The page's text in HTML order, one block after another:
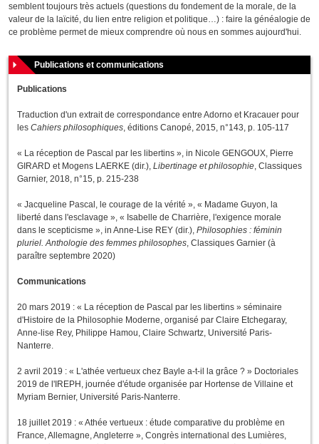
semblent toujours très actuels (questions du fondement de la morale, de la
valeur de la laïcité, du lien entre religion et politique…) : faire la généalogie de
ce problème permet de mieux comprendre où nous en sommes aujourd'hui.
Publications et communications
Publications
Traduction d'un extrait de correspondance entre Adorno et Kracauer pour
les Cahiers philosophiques, éditions Canopé, 2015, n°143, p. 105-117
« La réception de Pascal par les libertins », in Nicole GENGOUX, Pierre
GIRARD et Mogens LAERKE (dir.), Libertinage et philosophie, Classiques
Garnier, 2018, n°15, p. 215-238
« Jacqueline Pascal, le courage de la vérité », « Madame Guyon, la
liberté dans l'esclavage », « Isabelle de Charrière, l'exigence morale
dans le scepticisme », in Anne-Lise REY (dir.), Philosophies : féminin
pluriel. Anthologie des femmes philosophes, Classiques Garnier (à
paraître septembre 2020)
Communications
20 mars 2019 : « La réception de Pascal par les libertins » séminaire
d'Histoire de la Philosophie Moderne, organisé par Claire Etchegaray,
Anne-lise Rey, Philippe Hamou, Claire Schwartz, Université Paris-
Nanterre.
2 avril 2019 : « L'athée vertueux chez Bayle a-t-il la grâce ? » Doctoriales
2019 de l'IREPH, journée d'étude organisée par Hortense de Villaine et
Myriam Bernier, Université Paris-Nanterre.
18 juillet 2019 : « Athée vertueux : étude comparative du problème en
France, Allemagne, Angleterre », Congrès international des Lumières,